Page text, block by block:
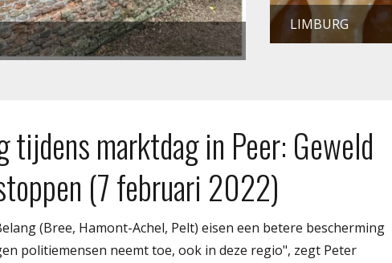
LIMBURG
tijdens marktdag in Peer: Geweld
(7 februari 2022)
(Bree, Hamont-Achel, Pelt) eisen een betere bescherming
politiemensen neemt toe, ook in deze regio", zegt Peter